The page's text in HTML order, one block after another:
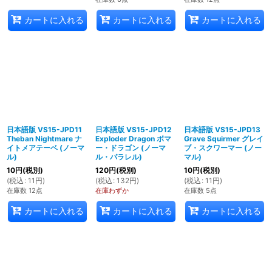
カートに入れる カートに入れる カートに入れる
日本語版 VS15-JPD11
Theban Nightmare ナ
イトメアテーベ (ノーマ
ル)
10円(税別)
(税込 : 11 円)
在庫数 12点
カートに入れる
日本語版 VS15-JPD12
Exploder Dragon ボマ
ー・ドラゴン (ノーマ
ル・パラレル)
120円(税別)
(税込 : 132円)
在庫わずか
カートに入れる
日本語版 VS15-JPD13
Grave Squirmer グレイ
ブ・スクワーマー (ノー
マル)
10円(税別)
(税込 : 11 円)
在庫数 5点
カートに入れる